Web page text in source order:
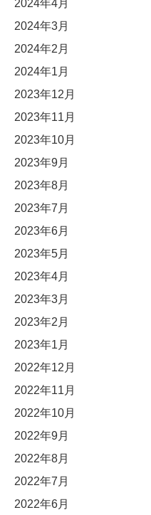
2024年4月
2024年3月
2024年2月
2024年1月
2023年12月
2023年11月
2023年10月
2023年9月
2023年8月
2023年7月
2023年6月
2023年5月
2023年4月
2023年3月
2023年2月
2023年1月
2022年12月
2022年11月
2022年10月
2022年9月
2022年8月
2022年7月
2022年6月